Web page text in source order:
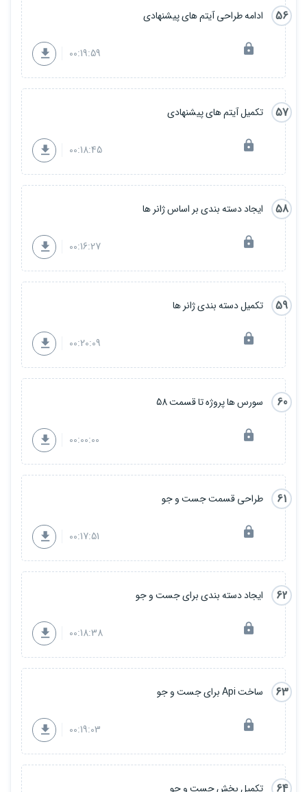
56 ادامه طراحی آیتم های پیشنهادی
00:19:59
57 تکمیل آیتم های پیشنهادی
00:18:45
58 ایجاد دسته بندی بر اساس ژانر ها
00:16:27
59 تکمیل دسته بندی ژانر ها
00:20:09
60 سورس ها پروژه تا قسمت 58
00:00:00
61 طراحی قسمت جست و جو
00:17:51
62 ایجاد دسته بندی برای جست و جو
00:18:38
63 ساخت Api برای جست و جو
00:19:03
تکمیل بخش جست و جو